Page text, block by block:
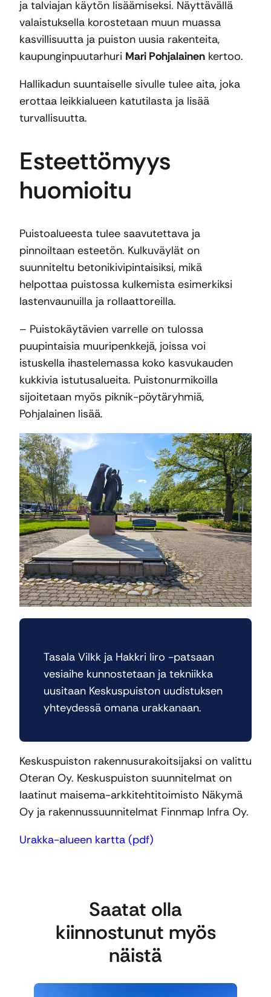
ja talviajan käytön lisäämiseksi. Näyttävällä
valaistuksella korostetaan muun muassa
kasvillisuutta ja puiston uusia rakenteita,
kaupunginpuutarhuri Mari Pohjalainen kertoo.
Hallikadun suuntaiselle sivulle tulee aita, joka
erottaa leikkialueen katutilasta ja lisää
turvallisuutta.
Esteettömyys
huomioitu
Puistoalueesta tulee saavutettava ja
pinnoiltaan esteetön. Kulkuväylät on
suunniteltu betonikivipintaisiksi, mikä
helpottaa puistossa kulkemista esimerkiksi
lastenvaunuilla ja rollaattoreilla.
– Puistokäytävien varrelle on tulossa
puupintaisia muuripenkkejä, joissa voi
istuskella ihastelemassa koko kasvukauden
kukkivia istutusalueita. Puistonurmikoilla
sijoitetaan myös piknik-pöytäryhmiä,
Pohjalainen lisää.
Tasala Vilkk ja Hakkri Iiro -patsaan
vesiaihe kunnostetaan ja tekniikka
uusitaan Keskuspuiston uudistuksen
yhteydessä omana urakkanaan.
Keskuspuiston rakennusurakoitsijaksi on valittu
Oteran Oy. Keskuspuiston suunnitelmat on
laatinut maisema-arkkitehtitoimisto Näkymä
Oy ja rakennussuunnitelmat Finnmap Infra Oy.
Urakka-alueen kartta (pdf)
Saatat olla
kiinnostunut myös
näistä